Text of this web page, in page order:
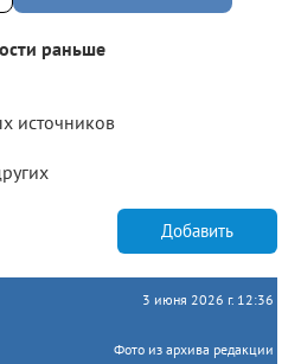
раньше
источников
Добавить
3 июня 2026 г. 12:36
Фото из архива редакции